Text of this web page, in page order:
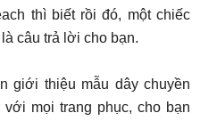
thì biết rồi đó, một chiếc
câu trả lời cho bạn.
giới thiệu mẫu dây chuyền
mọi trang phục, cho bạn